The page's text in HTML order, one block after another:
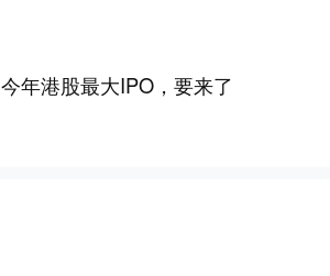
今年港股最大IPO，要来了